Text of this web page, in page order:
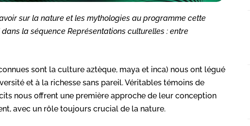
sur la nature et les mythologies au programme cette
la séquence Représentations culturelles : entre
sont la culture aztèque, maya et inca) nous ont légué
et à la richesse sans pareil. Véritables témoins de
nous offrent une première approche de leur conception
avec un rôle toujours crucial de la nature.